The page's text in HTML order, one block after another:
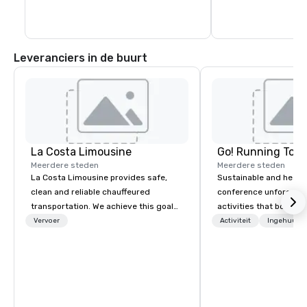
Leveranciers in de buurt
La Costa Limousine
Meerdere steden
La Costa Limousine provides safe,
clean and reliable chauffeured
transportation. We achieve this goal
with highly trained chauffeurs, the
Vervoer
Go! Running
Meerdere steden
Sustainable and
conference
activities that boost
lower carbon
Activiteit